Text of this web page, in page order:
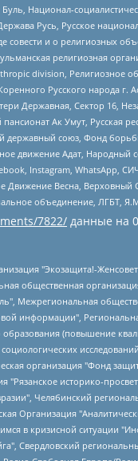
Национал-
Русь, Русское
и о религиозных
религиозная
division, Религиозное
Русского народа г.
Державная, Сектор 16,
Ак Умут, Русская
союз, Фонд
движение Адат, Народный
Instagram, WhatsApp,
Весна, Верховный
объединение, ЛГБТ,
7822/ данные на
Фонд содействия устойчивому развитию "Серебряная тайга", Свердловский региональный общественный фонд социальных проектов "Новое время", "Idel.Реалии", Кавказ.Реалии, Крым.Реалии, Телеканал Настоящее Время, Татаро-башкирская служба Радио Свобода (Azatliq Radiosi), Радио Свободная Европа/Радио Свобода (PCE/PC), "Сибирь.Реалии", "Фактограф", Благотворительный фонд помощи осужденным и их семьям, Автономная некоммерческая организация "Институт глобализации и социальных движений", Фонд "В защиту прав заключенных", Частное учреждение "Центр поддержки и содействия развитию средств массовой информации", Пензенский региональный общественный благотворительный фонд "Гражданский союз", "Север.Реалии", Некоммерческая организация Фонд "Правовая инициатива", Общество с ограниченной ответственностью "Радио Свободная Европа/Радио Свобода", Чешское информационное агентство "MEDIUM-ORIENT", Красноярская региональная общественная организация "Мы против СПИДа", Камалягин Денис Николаевич, Маркелов Сергей Евгеньевич, Пономарев Лев Александрович, Савицкая Людмила Алексеевна, Автономная некоммерческая организация "Центр по работе с проблемой насилия "НАСИЛИЮ.НЕТ", Межрегиональный профессиональный союз